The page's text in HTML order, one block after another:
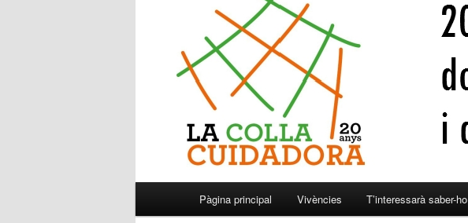
Pàgina principal Vivències T’interessarà saber-ho